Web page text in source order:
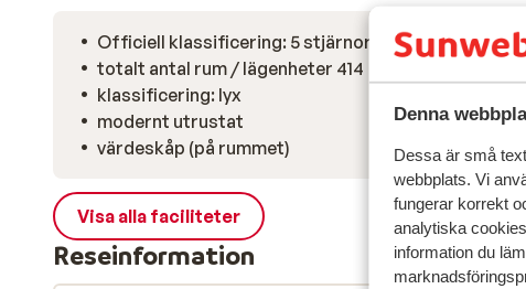
Denna
Dessa är små
webbplats. Vi
fungerar korrekt
analytiska
information du
Officiell klassificering: 5 stjärnor
totalt antal rum / lägenheter 414
klassificering: lyx
modernt utrustat
värdeskåp (på rummet)
Visa alla faciliteter
Reseinformation